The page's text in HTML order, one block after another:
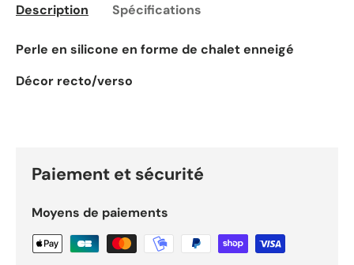
Description Spécifications
Perle en silicone en forme de chalet enneigé
Décor recto/verso
Paiement et sécurité
Moyens de paiements